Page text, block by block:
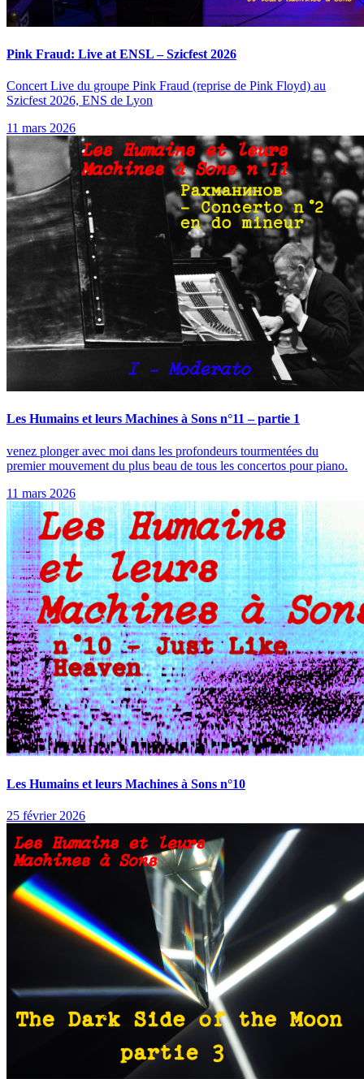
Pink Fraud: Live at ENSL – Szicfest 2026
Concert Live du groupe Pink Fraud (reprise de Pink Floyd) au
Szicfest 2026, ENS de Lyon
11 mars 2026
Les Humains et leurs Machines à Sons n°11 – partie 1
venez plonger avec moi dans les profondeurs tourmentées du
premier mouvement du plus beau de tous les concertos pour piano.
11 mars 2026
Les Humains et leurs Machines à Sons n°10
25 février 2026